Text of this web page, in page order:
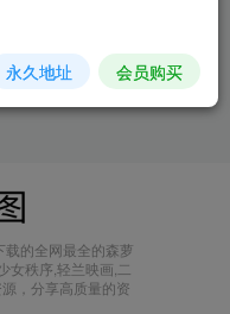
载的全网最全的森萝
女秩序,轻兰映画,二
，分享高质量的资
永久地址 会员购买